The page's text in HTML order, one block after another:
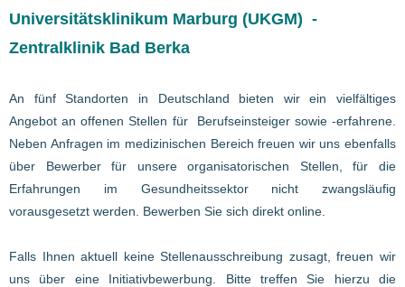
Universitätsklinikum Marburg (UKGM) -
Zentralklinik Bad Berka
An fünf Standorten in Deutschland bieten wir ein vielfältiges
Angebot an offenen Stellen für Berufseinsteiger sowie -erfahrene.
Neben Anfragen im medizinischen Bereich freuen wir uns ebenfalls
über Bewerber für unsere organisatorischen Stellen, für die
Erfahrungen im Gesundheitssektor nicht zwangsläufig
vorausgesetzt werden. Bewerben Sie sich direkt online.
Falls Ihnen aktuell keine Stellenausschreibung zusagt, freuen wir
uns über eine Initiativbewerbung. Bitte treffen Sie hierzu die